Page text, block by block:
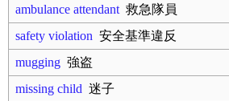
ambulance attendant 救急隊員
safety violation 安全基準違反
mugging 強盗
missing child 迷子